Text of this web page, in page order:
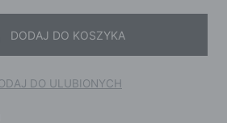
DODAJ DO KOSZYKA
DO ULUBIONYCH